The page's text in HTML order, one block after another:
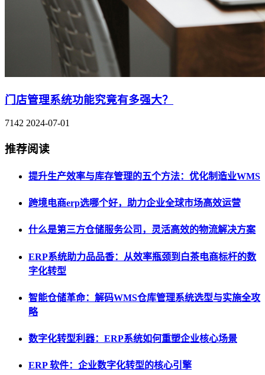
门店管理系统功能究竟有多强大？
7142 2024-07-01
推荐阅读
提升生产效率与库存管理的五个方法：优化制造业WMS
跨境电商erp选哪个好，助力企业全球市场高效运营
什么是第三方仓储服务公司，灵活高效的物流解决方案
ERP系统助力品品香：从效率瓶颈到白茶电商标杆的数
字化转型
智能仓储革命：解码WMS仓库管理系统选型与实施全攻
略
数字化转型利器：ERP系统如何重塑企业核心场景
ERP 软件：企业数字化转型的核心引擎